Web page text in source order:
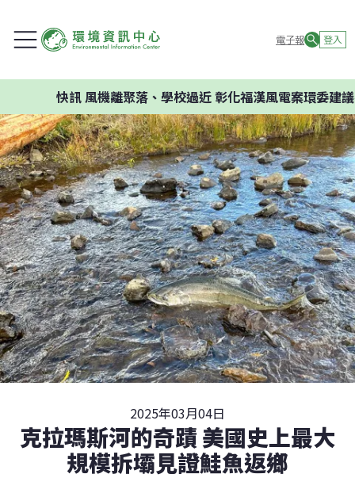
電子報 登入
風機離聚落、學校過近 彰化福漢風電案環委建議不應開
2025年03月04日
克拉瑪斯河的奇蹟 美國史上最大
規模拆壩見證鮭魚返鄉